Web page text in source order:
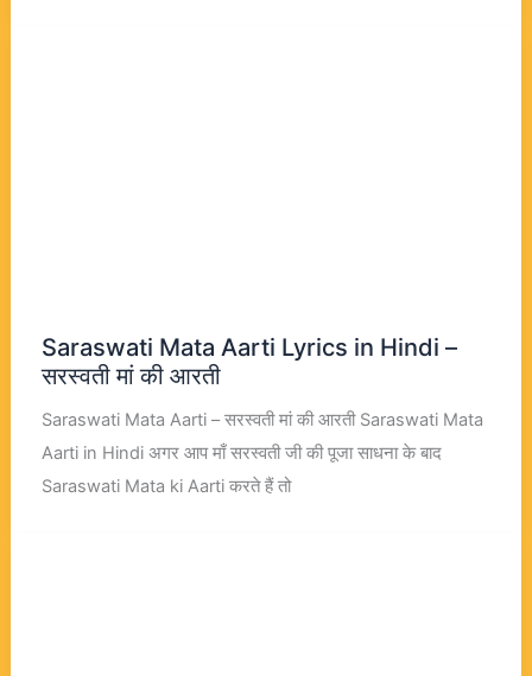
Saraswati Mata Aarti Lyrics in Hindi –
सरस्वती मां की आरती
Saraswati Mata Aarti – सरस्वती मां की आरती Saraswati Mata
Aarti in Hindi अगर आप माँ सरस्वती जी की पूजा साधना के बाद
Saraswati Mata ki Aarti करते हैं तो